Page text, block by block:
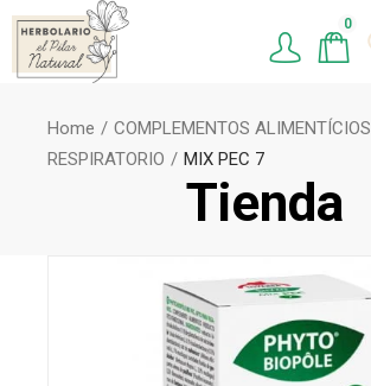
0
Tienda
Home COMPLEMENTOS ALIMENTÍCIOS
RESPIRATORIO
MIX PEC 7